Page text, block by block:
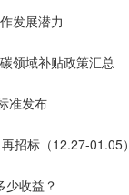
发展潜力
领域补贴政策汇总
准发布
招标（12.27-01.05
少收益？